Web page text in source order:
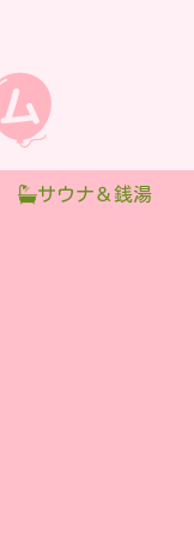
サウナ＆銭湯